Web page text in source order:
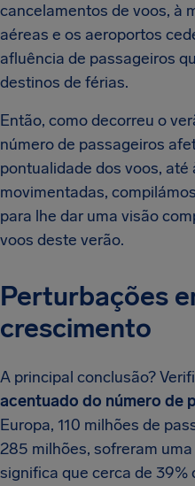
cancelamentos de voos, à
aéreas e os aeroportos
afluência de passageiros
destinos de férias.
Então, como decorreu o
número de passageiros
pontualidade dos voos, até
movimentadas,
para lhe dar uma visão
voos deste verão.
Perturbações
crescimento
A principal conclusão?
acentuado do número de
Europa, 110 milhões de
285 milhões, sofreram
significa que cerca de 39%